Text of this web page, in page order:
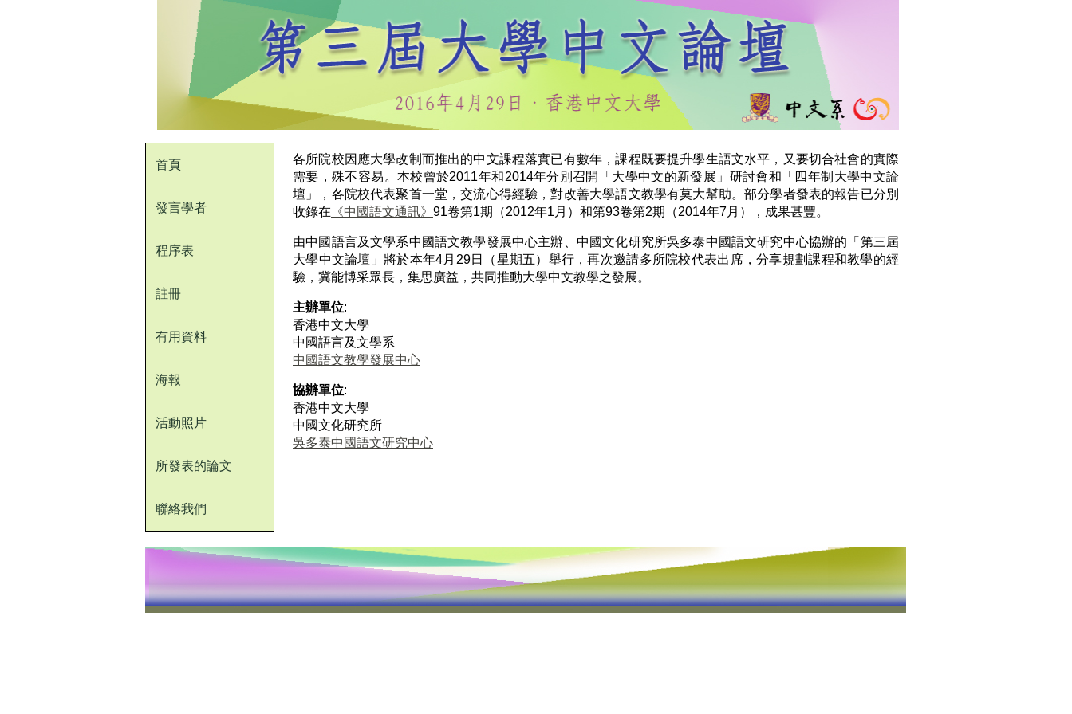
首頁
發言學者
程序表
註冊
有用資料
海報
活動照片
所發表的論文
聯絡我們
各所院校因應大學改制而推出的中文課程落實已有數年，課程既要提升學生語文水平，又要切合社會的實際
需要，殊不容易。本校曾於2011年和2014年分別召開「大學中文的新發展」研討會和「四年制大學中文論
壇」，各院校代表聚首一堂，交流心得經驗，對改善大學語文教學有莫大幫助。部分學者發表的報告已分別
收錄在 《中國語文通訊》 91卷第1期（2012年1月）和第93卷第2期（2014年7月），成果甚豐。
由中國語言及文學系中國語文教學發展中心主辦、中國文化研究所吳多泰中國語文研究中心協辦的「第三屆
大學中文論壇」將於本年4月29日（星期五）舉行，再次邀請多所院校代表出席，分享規劃課程和教學的經
驗，冀能博采眾長，集思廣益，共同推動大學中文教學之發展。
主辦單位:
香港中文大學
中國語言及文學系
中國語文教學發展中心
協辦單位:
香港中文大學
中國文化研究所
吳多泰中國語文研究中心